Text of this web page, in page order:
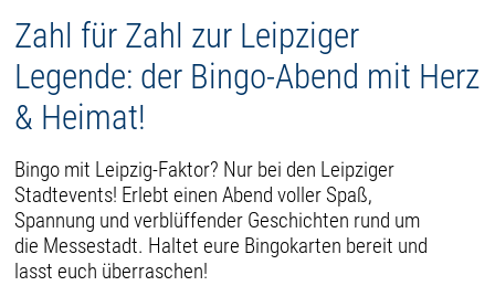
Zahl für Zahl zur Leipziger
Legende: der Bingo-Abend mit Herz
& Heimat!
Bingo mit Leipzig-Faktor? Nur bei den Leipziger
Stadtevents! Erlebt einen Abend voller Spaß,
Spannung und verblüffender Geschichten rund um
die Messestadt. Haltet eure Bingokarten bereit und
lasst euch überraschen!